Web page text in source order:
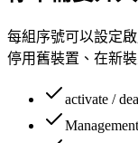
每組序號可以設定
停用舊裝置、在新
activate /